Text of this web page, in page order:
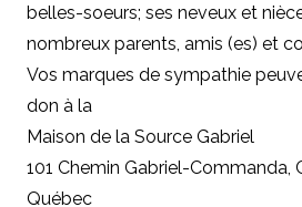
belles-soeurs; ses neveux et
nombreux parents, amis (es) et
Vos marques de sympathie
don à la
Maison de la Source Gabriel
101 Chemin Gabriel-Commanda,
Québec